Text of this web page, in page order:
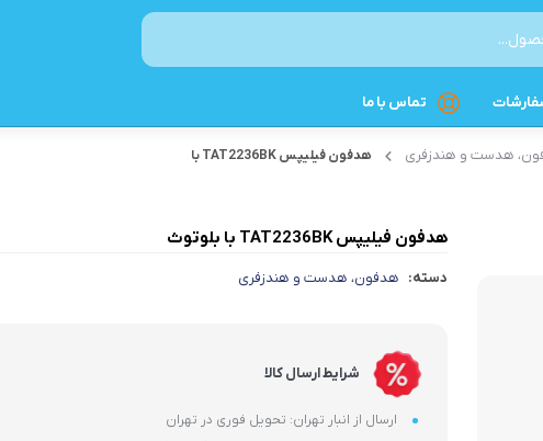
چرخ گوشت
تماس با ما
هدست و هندزفری
هدفون فیلیپس TAT2236BK با
هدفون فیلیپس TAT2236BK با بلوتوث
دسته: هدفون، هدست و هندزفری
شرایط ارسال کالا
ارسال از انبار تهران: تحویل فوری در تهران